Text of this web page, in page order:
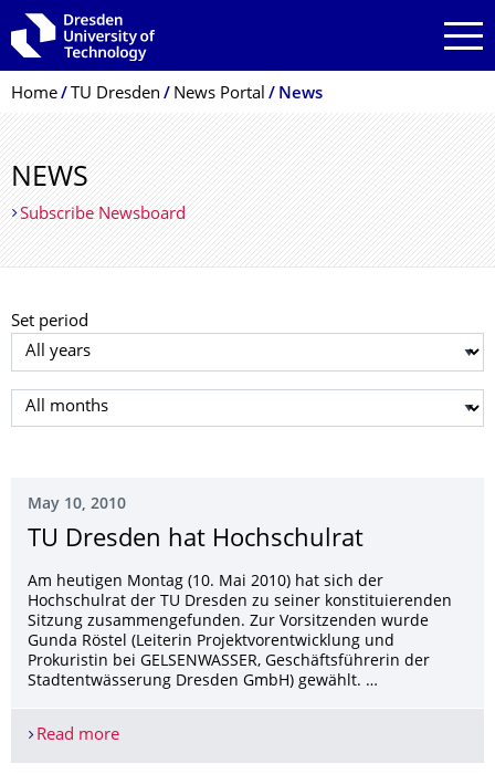
Skip to main navigation
Skip to search
Skip to content
Breadcrumb Menu
Home TU Dresden News Portal News
NEWS
Subscribe Newsboard
Set period
Select year
Select month
May 10, 2010
TU Dresden hat Hochschulrat
Am heutigen Montag (10. Mai 2010) hat sich der
Hochschulrat der TU Dresden zu seiner konstituierenden
Sitzung zusammengefunden. Zur Vorsitzenden wurde
Gunda Röstel (Leiterin Projektvorentwicklung und
Prokuristin bei GELSENWASSER, Geschäftsführerin der
Stadtentwässerung Dresden GmbH) gewählt. …
Read moreTU Dresden hat Hochschulrat